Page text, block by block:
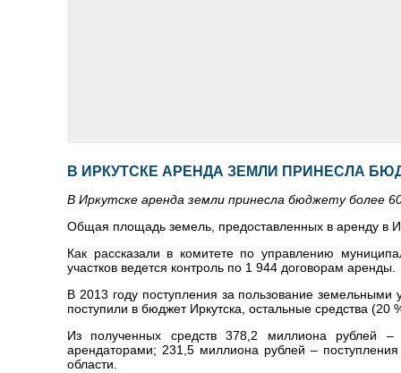
В ИРКУТСКЕ АРЕНДА ЗЕМЛИ ПРИНЕСЛА
В Иркутске аренда земли принесла бюджету более
Общая площадь земель, предоставленных в аренду в
Как рассказали в комитете по управлению
участков ведется контроль по 1 944 договорам аренды.
В 2013 году поступления за пользование
поступили в бюджет Иркутска, остальные средства (20
Из полученных средств 378,2 миллиона рублей
арендаторами; 231,5 миллиона рублей –
области.